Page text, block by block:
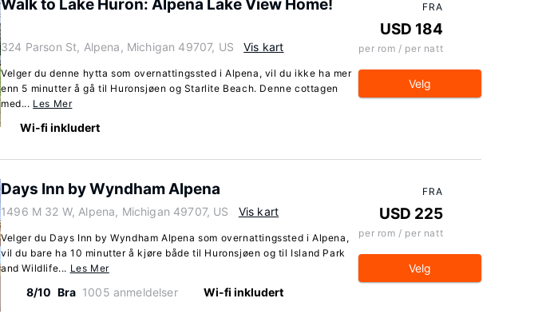
Walk to Lake Huron: Alpena Lake View Home!
324 Parson St, Alpena, Michigan 49707, US Vis kart
Velger du denne hytta som overnattingssted i Alpena, vil du ikke ha mer
enn 5 minutter å gå til Huronsjøen og Starlite Beach. Denne cottagen
med... Les Mer
Wi-fi inkludert
FRA
USD 184
per rom / per natt
Velg
Days Inn by Wyndham Alpena
1496 M 32 W, Alpena, Michigan 49707, US Vis kart
Velger du Days Inn by Wyndham Alpena som overnattingssted i Alpena,
vil du bare ha 10 minutter å kjøre både til Huronsjøen og til Island Park
and Wildlife... Les Mer
8/10 Bra 1005 anmeldelser Wi-fi inkludert
FRA
USD 225
per rom / per natt
Velg